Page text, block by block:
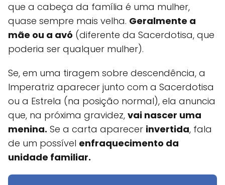
que a cabeça da família é uma mulher,
quase sempre mais velha. Geralmente a
mãe ou a avó (diferente da Sacerdotisa, que
poderia ser qualquer mulher).
Se, em uma tiragem sobre descendência, a
Imperatriz aparecer junto com a Sacerdotisa
ou a Estrela (na posição normal), ela anuncia
que, na próxima gravidez, vai nascer uma
menina. Se a carta aparecer invertida, fala
de um possível enfraquecimento da
unidade familiar.